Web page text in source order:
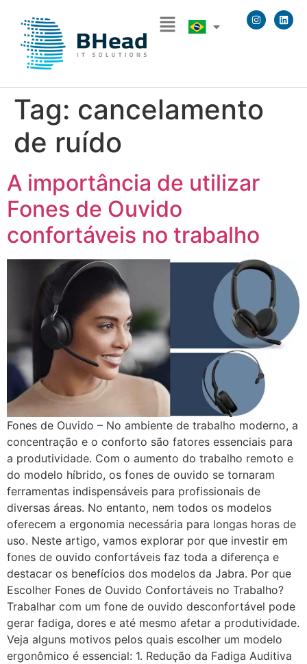
Tag: cancelamento
de ruído
A importância de utilizar
Fones de Ouvido
confortáveis no trabalho
Fones de Ouvido – No ambiente de trabalho moderno, a
concentração e o conforto são fatores essenciais para
a produtividade. Com o aumento do trabalho remoto e
do modelo híbrido, os fones de ouvido se tornaram
ferramentas indispensáveis para profissionais de
diversas áreas. No entanto, nem todos os modelos
oferecem a ergonomia necessária para longas horas de
uso. Neste artigo, vamos explorar por que investir em
fones de ouvido confortáveis faz toda a diferença e
destacar os benefícios dos modelos da Jabra. Por que
Escolher Fones de Ouvido Confortáveis no Trabalho?
Trabalhar com um fone de ouvido desconfortável pode
gerar fadiga, dores e até mesmo afetar a produtividade.
Veja alguns motivos pelos quais escolher um modelo
ergonômico é essencial: 1. Redução da Fadiga Auditiva